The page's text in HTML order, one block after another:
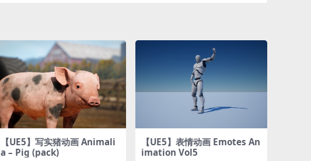
【UE5】写实猪动画 Animali
a – Pig (pack)
【UE5】表情动画 Emotes An
imation Vol5